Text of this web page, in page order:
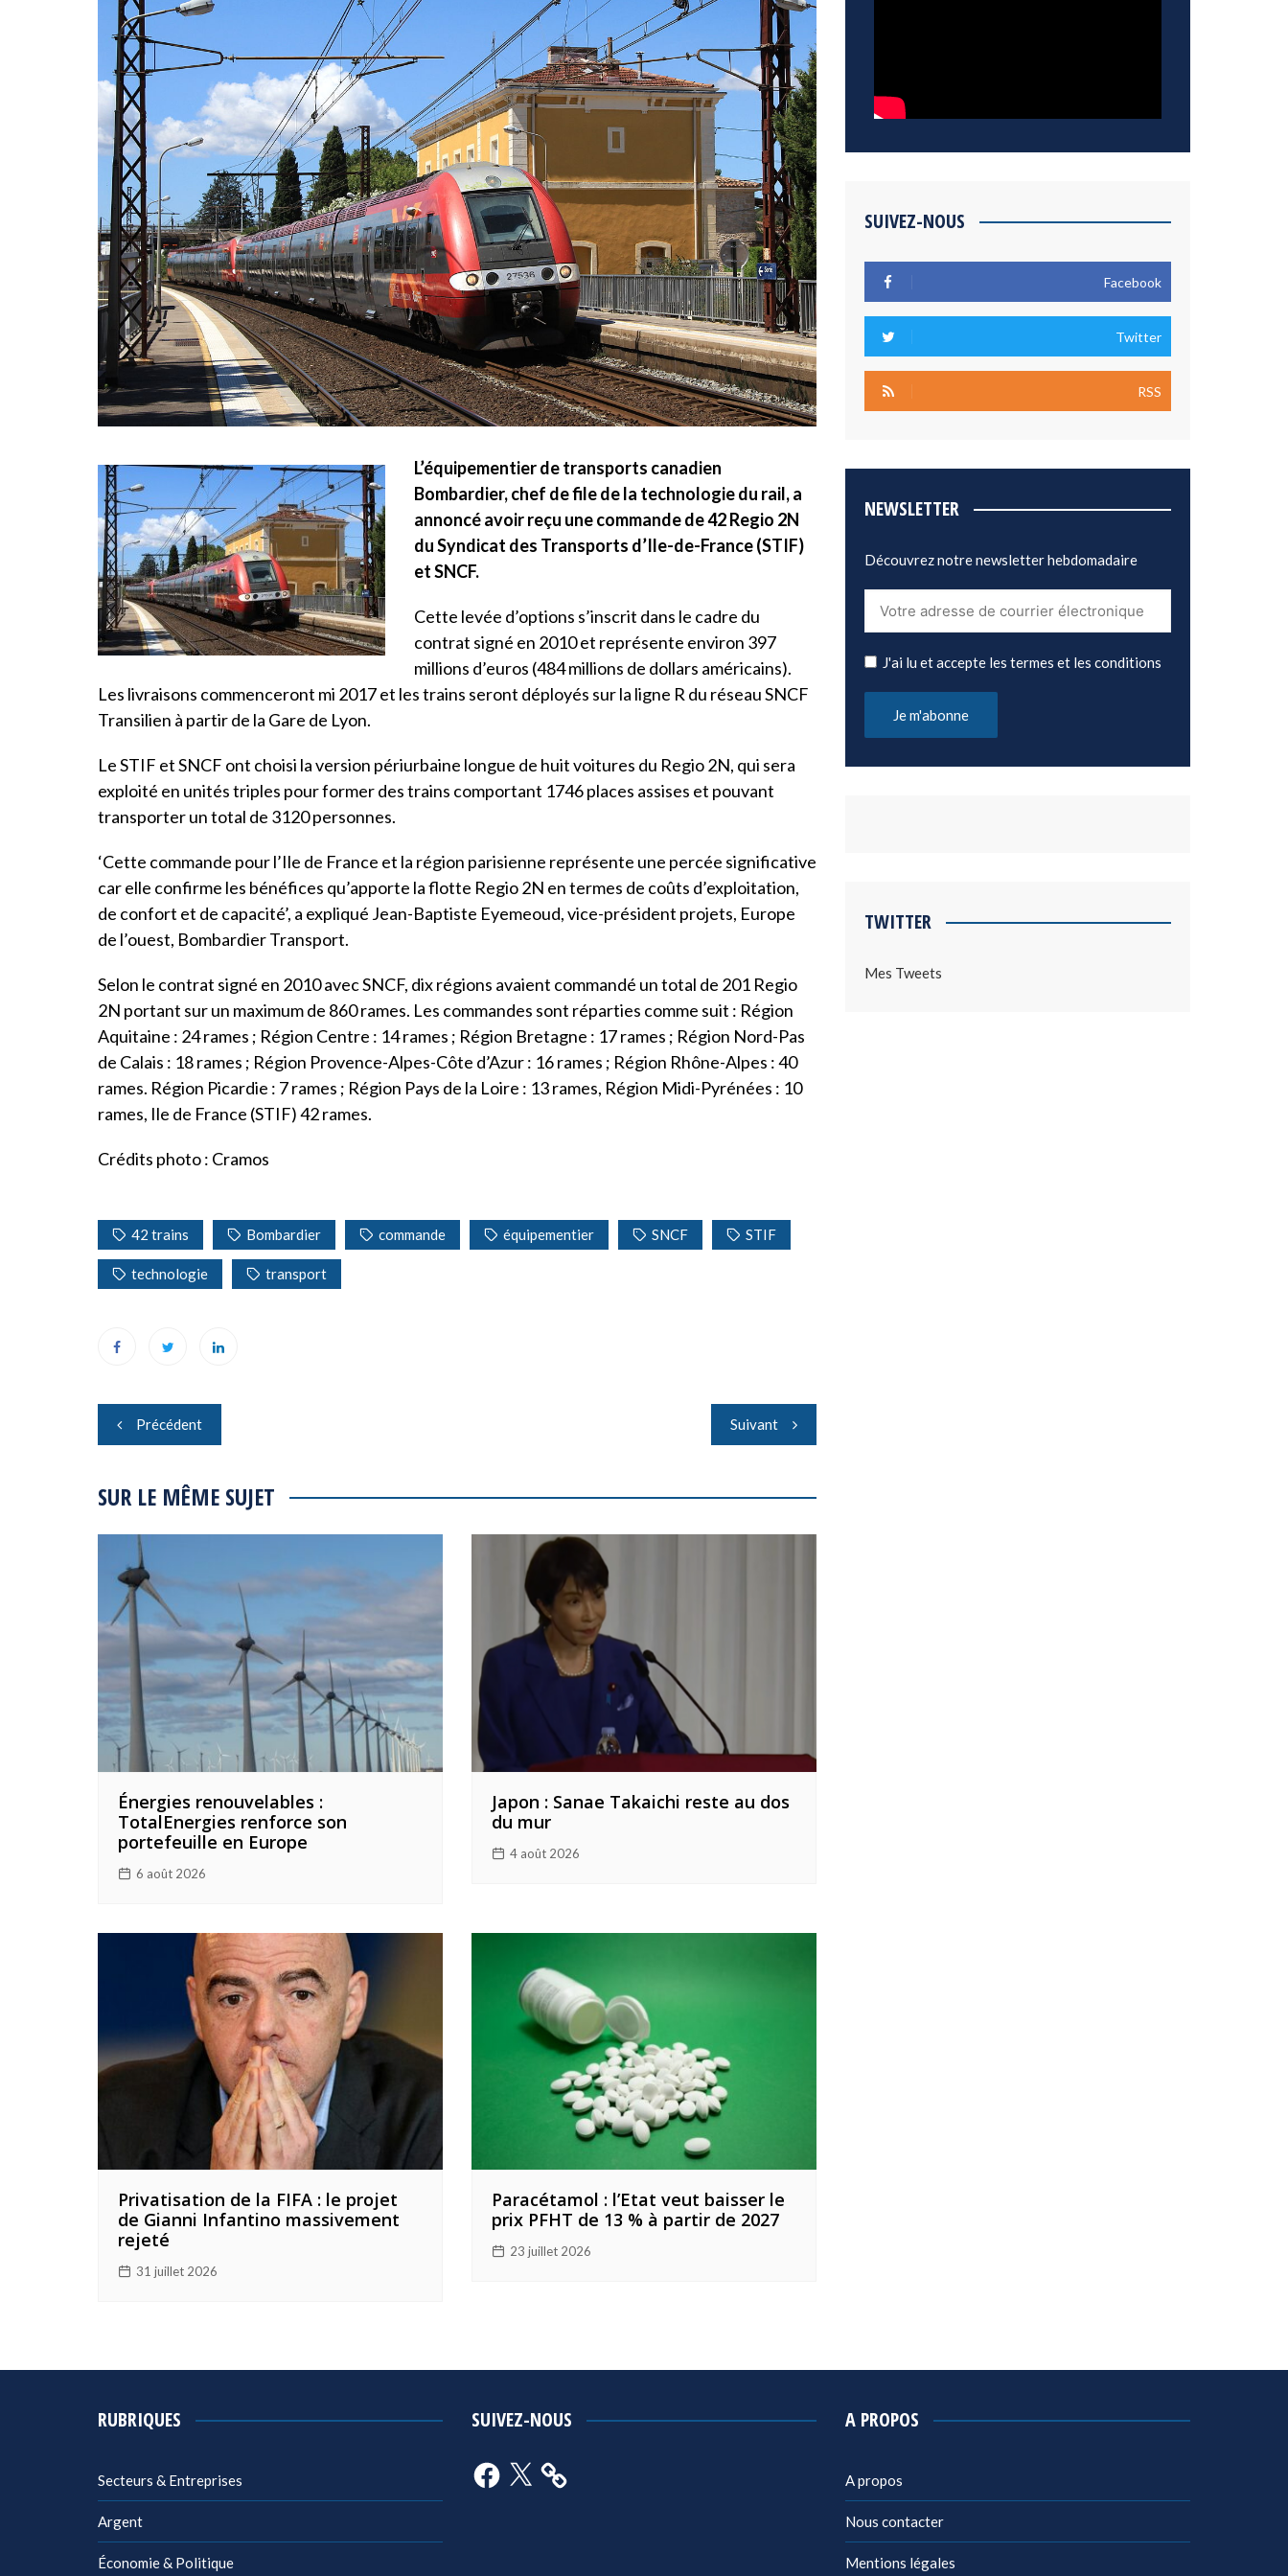
L’équipementier de transports canadien
Bombardier, chef de file de la technologie du rail, a
annoncé avoir reçu une commande de 42 Regio 2N
du Syndicat des Transports d’Ile-de-France (STIF)
et SNCF.
Cette levée d’options s’inscrit dans le cadre du
contrat signé en 2010 et représente environ 397
millions d’euros (484 millions de dollars américains).
Les livraisons commenceront mi 2017 et les trains seront déployés sur la ligne R du réseau SNCF
Transilien à partir de la Gare de Lyon.
Le STIF et SNCF ont choisi la version périurbaine longue de huit voitures du Regio 2N, qui sera
exploité en unités triples pour former des trains comportant 1746 places assises et pouvant
transporter un total de 3120 personnes.
‘Cette commande pour l’Ile de France et la région parisienne représente une percée significative
car elle confirme les bénéfices qu’apporte la flotte Regio 2N en termes de coûts d’exploitation,
de confort et de capacité’, a expliqué Jean-Baptiste Eyemeoud, vice-président projets, Europe
de l’ouest, Bombardier Transport.
Selon le contrat signé en 2010 avec SNCF, dix régions avaient commandé un total de 201 Regio
2N portant sur un maximum de 860 rames. Les commandes sont réparties comme suit : Région
Aquitaine : 24 rames ; Région Centre : 14 rames ; Région Bretagne : 17 rames ; Région Nord-Pas
de Calais : 18 rames ; Région Provence-Alpes-Côte d’Azur : 16 rames ; Région Rhône-Alpes : 40
rames. Région Picardie : 7 rames ; Région Pays de la Loire : 13 rames, Région Midi-Pyrénées : 10
rames, Ile de France (STIF) 42 rames.
Crédits photo : Cramos
42 trains Bombardier commande équipementier SNCF STIF
technologie transport
Navigation
de
l’article
Précédent Suivant
SUR LE MÊME SUJET
Énergies renouvelables :
TotalEnergies renforce son
portefeuille en Europe
6 août 2026
Japon : Sanae Takaichi reste au dos
du mur
4 août 2026
Privatisation de la FIFA : le projet
de Gianni Infantino massivement
rejeté
31 juillet 2026
Paracétamol : l’Etat veut baisser le
prix PFHT de 13 % à partir de 2027
23 juillet 2026
SUIVEZ-NOUS
Facebook
Twitter
RSS
NEWSLETTER
Découvrez notre newsletter hebdomadaire
J'ai lu et accepte les termes et les conditions
TWITTER
Mes Tweets
RUBRIQUES
Secteurs & Entreprises
Argent
Économie & Politique
SUIVEZ-NOUS
Facebook
X
A PROPOS
A propos
Nous contacter
Mentions légales